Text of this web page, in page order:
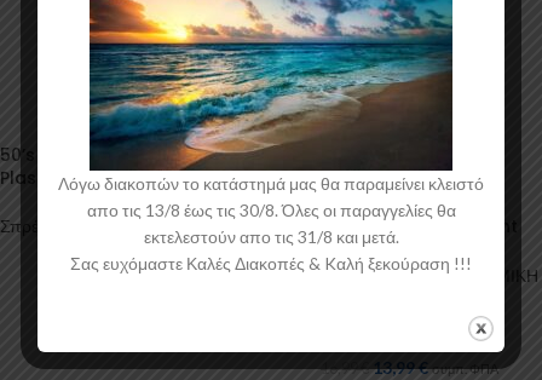
50’s Aqua Muscle Car Color
Plasti Dip Spray
Σπρέυ (ματ χρώματα)
-18%
555 – Αφαιρετικό κεριών και
coating (Professional Paint
Prep)
Φροντίδα Αυτοκινήτου, ΚΕΡΑΜΙΚΗ
16,99€ 13,99€ συμπ. ΦΠΑ
Λόγω διακοπών το κατάστημά μας θα παραμείνει κλειστό
απο τις 13/8 έως τις 30/8. Όλες οι παραγγελίες θα
εκτελεστούν απο τις 31/8 και μετά.
Σας ευχόμαστε Καλές Διακοπές & Kαλή ξεκούραση !!!